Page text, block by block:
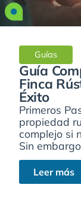
Guías
Guía
Finca
Éxito
Primeros
propiedad
complejo si
Sin
Leer más